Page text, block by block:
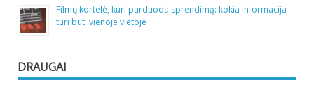
Filmų kortelė, kuri parduoda sprendimą: kokia informacija
turi būti vienoje vietoje
DRAUGAI